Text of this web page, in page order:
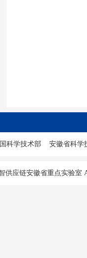
科学技术部 安徽省科学
供应链安徽省重点实验室